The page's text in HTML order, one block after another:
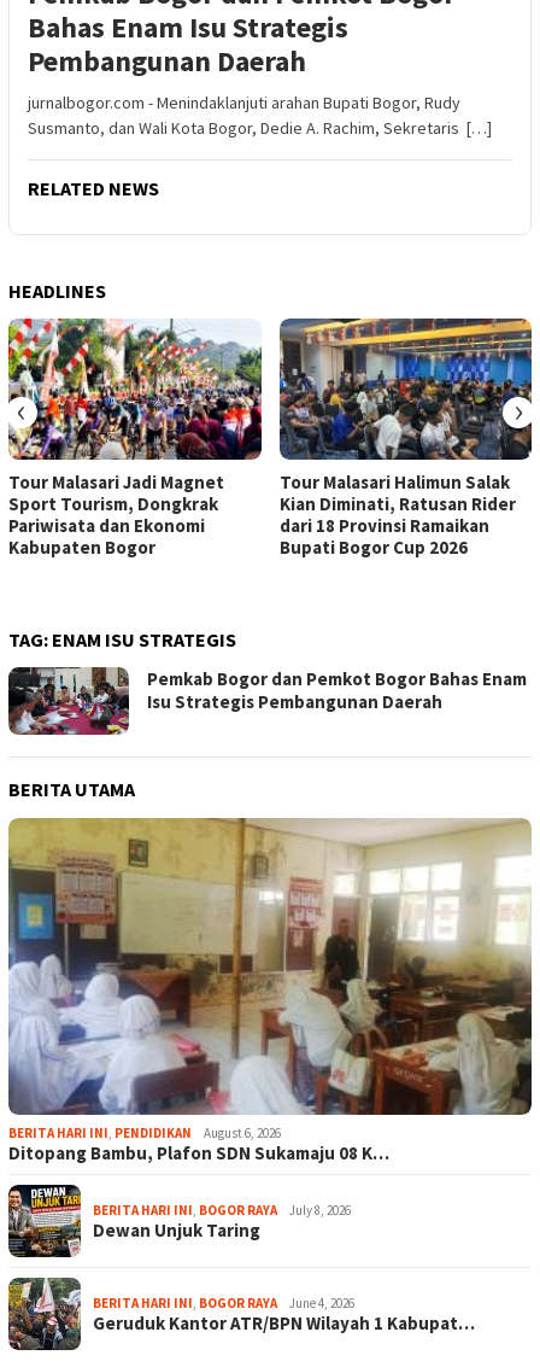
Bahas Enam Isu Strategis
Pembangunan Daerah
jurnalbogor.com - Menindaklanjuti arahan Bupati Bogor, Rudy
Susmanto, dan Wali Kota Bogor, Dedie A. Rachim, Sekretaris […]
RELATED NEWS
HEADLINES
Tour Malasari Jadi Magnet
Sport Tourism, Dongkrak
Pariwisata dan Ekonomi
Kabupaten Bogor
Tour Malasari Halimun Salak
Kian Diminati, Ratusan Rider
dari 18 Provinsi Ramaikan
Bupati Bogor Cup 2026
‹ ›
TAG: ENAM ISU STRATEGIS
Pemkab Bogor dan Pemkot Bogor Bahas Enam
Isu Strategis Pembangunan Daerah
BERITA UTAMA
BERITA HARI INI, PENDIDIKAN August 6, 2026
Ditopang Bambu, Plafon SDN Sukamaju 08 K…
BERITA HARI INI, BOGOR RAYA July 8, 2026
Dewan Unjuk Taring
BERITA HARI INI, BOGOR RAYA June 4, 2026
Geruduk Kantor ATR/BPN Wilayah 1 Kabupat…